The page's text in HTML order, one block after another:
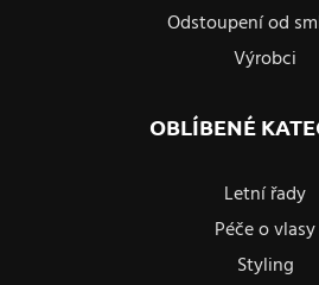
Odstoupení od
Výrobci
OBLÍBENÉ
Letní řady
Péče o vlasy
Styling